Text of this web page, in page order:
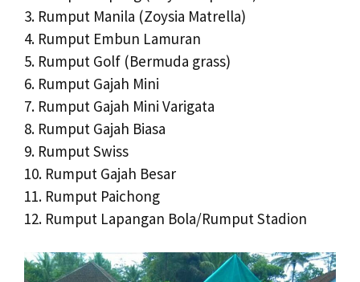
3. Rumput Manila (Zoysia Matrella)
4. Rumput Embun Lamuran
5. Rumput Golf (Bermuda grass)
6. Rumput Gajah Mini
7. Rumput Gajah Mini Varigata
8. Rumput Gajah Biasa
9. Rumput Swiss
10. Rumput Gajah Besar
11. Rumput Paichong
12. Rumput Lapangan Bola/Rumput Stadion